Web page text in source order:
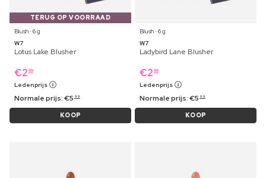
TERUG OP VOORRAAD
Blush ⋅ 6 g
W7
Lotus Lake Blusher
€2 99
Ledenprijs
Normale prijs:€5 99
KOOP
Blush ⋅ 6 g
W7
Ladybird Lane Blusher
€2 99
Ledenprijs
Normale prijs:€5 99
KOOP